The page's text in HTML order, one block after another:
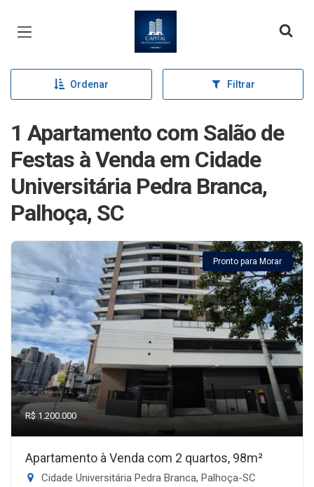
Página inicial
Ordenar Filtrar
1 Apartamento com Salão de
Festas à Venda em Cidade
Universitária Pedra Branca,
Palhoça, SC
Pronto para Morar
R$ 1.200.000
Apartamento à Venda com 2 quartos, 98m²
Cidade Universitária Pedra Branca, Palhoça-SC